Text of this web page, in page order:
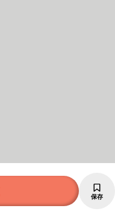
保存